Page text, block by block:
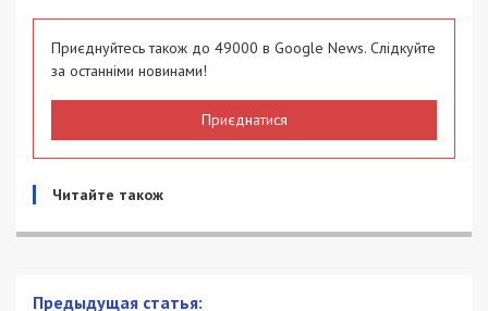
Приєднуйтесь також до 49000 в Google News. Слідкуйте
за останніми новинами!
Приєднатися
Читайте також
Предыдущая статья: